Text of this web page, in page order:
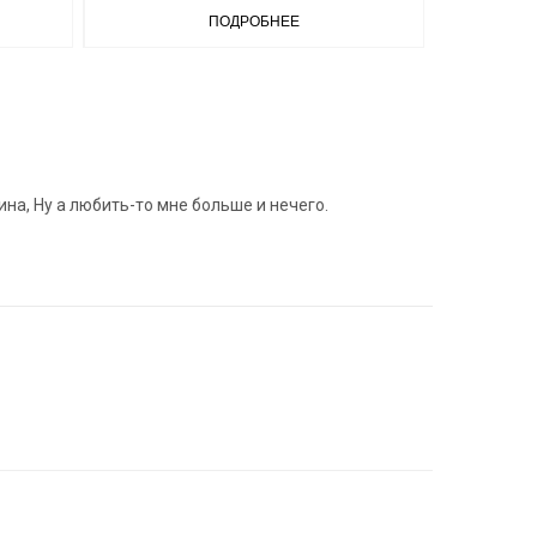
ПОДРОБНЕЕ
Ну а любить-то мне больше и нечего.